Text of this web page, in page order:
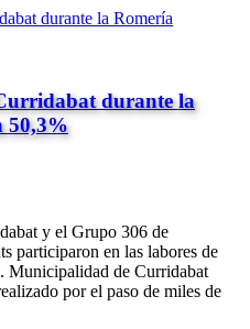
durante la
50,3%
y el Grupo 306 de
participaron en las labores de
Municipalidad de Curridabat
por el paso de miles de